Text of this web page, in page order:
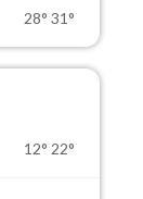
28° 31°
12° 22°